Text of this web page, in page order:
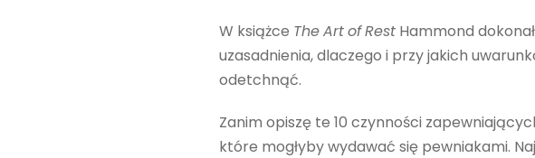
W książce TheArtofRest Hammond
uzasadnienia, dlaczego i przy jakich
odetchnąć.
Zanim opiszę te 10 czynności
które mogłyby wydawać się pewniakami.